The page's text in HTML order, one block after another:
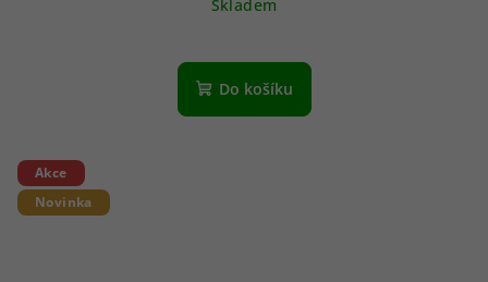
Skladem
Do košíku
Akce
Novinka